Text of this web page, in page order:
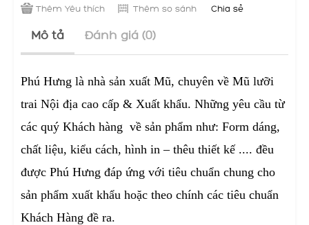
Thêm Yêu thích Thêm so sánh Chia sẻ
Mô tả Đánh giá (0)
Phú Hưng là nhà sản xuất Mũ, chuyên về Mũ lưỡi
trai Nội địa cao cấp & Xuất khẩu. Những yêu cầu từ
các quý Khách hàng về sản phẩm như: Form dáng,
chất liệu, kiểu cách, hình in – thêu thiết kế .... đều
được Phú Hưng đáp ứng với tiêu chuẩn chung cho
sản phẩm xuất khẩu hoặc theo chính các tiêu chuẩn
Khách Hàng đề ra.